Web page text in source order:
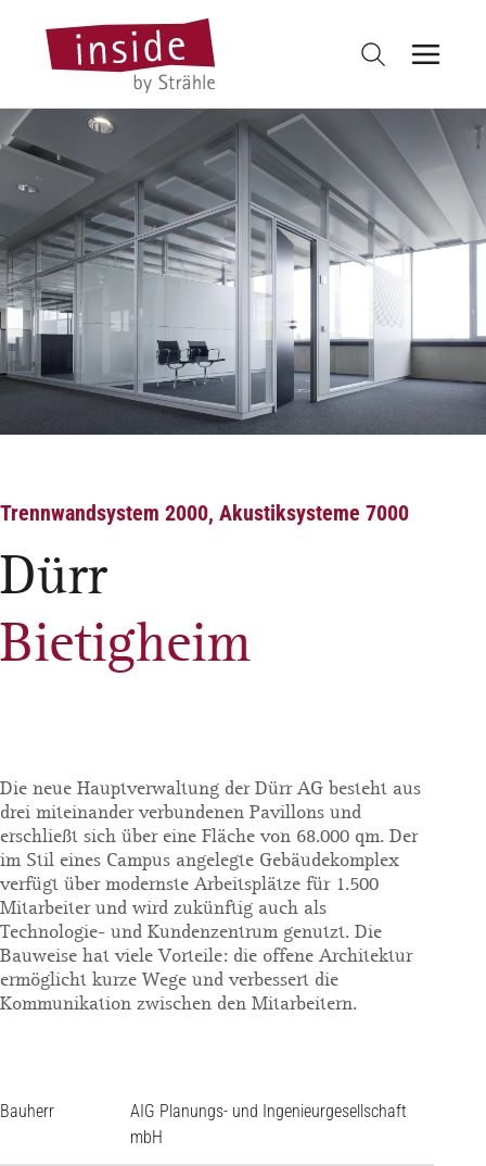
Trennwandsystem 2000, Akustiksysteme 7000
Dürr
Bietigheim
Die neue Hauptverwaltung der Dürr AG besteht aus
drei miteinander verbundenen Pavillons und
erschließt sich über eine Fläche von 68.000 qm. Der
im Stil eines Campus angelegte Gebäudekomplex
verfügt über modernste Arbeitsplätze für 1.500
Mitarbeiter und wird zukünftig auch als
Technologie- und Kundenzentrum genutzt. Die
Bauweise hat viele Vorteile: die offene Architektur
ermöglicht kurze Wege und verbessert die
Kommunikation zwischen den Mitarbeitern.
Bauherr
AIG Planungs- und Ingenieurgesellschaft
mbH